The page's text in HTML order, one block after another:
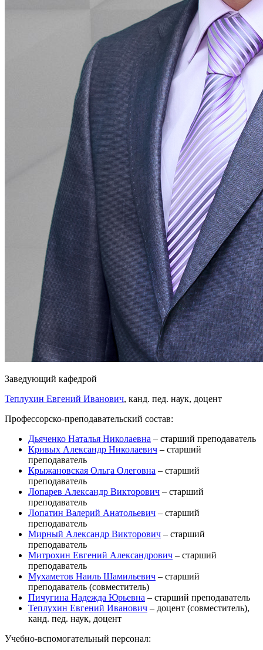
Заведующий кафедрой
Теплухин Евгений Иванович, канд. пед. наук, доцент
Профессорско-преподавательский состав:
Дьяченко Наталья Николаевна – старший преподаватель
Кривых Александр Николаевич – старший
преподаватель
Крыжановская Ольга Олеговна – старший
преподаватель
Лопарев Александр Викторович – старший
преподаватель
Лопатин Валерий Анатольевич – старший
преподаватель
Мирный Александр Викторович – старший
преподаватель
Митрохин Евгений Александрович – старший
преподаватель
Мухаметов Наиль Шамильевич – старший
преподаватель (совместитель)
Пичугина Надежда Юрьевна – старший преподаватель
Теплухин Евгений Иванович – доцент (совместитель),
канд. пед. наук, доцент
Учебно-вспомогательный персонал: